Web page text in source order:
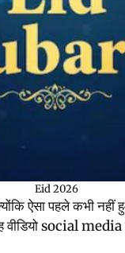
Eid 2026
ऐसा पहले कभी नहीं
वीडियो social